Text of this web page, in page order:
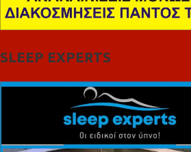
SLEEP EXPERTS